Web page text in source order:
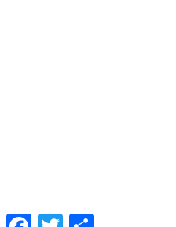
Facebook
Twitter